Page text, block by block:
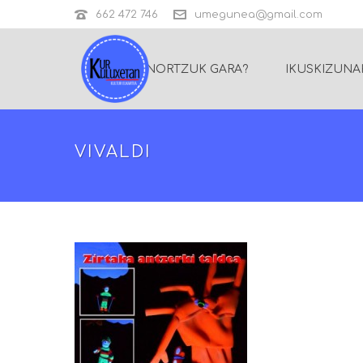
662 472 746 umegunea@gmail.com
NORTZUK GARA?
VIVALDI